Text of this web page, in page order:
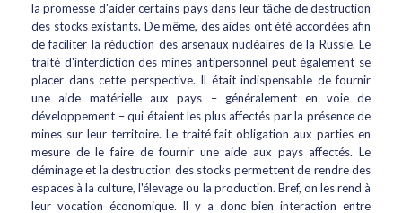
la promesse d'aider certains pays dans leur tâche de destruction
des stocks existants. De même, des aides ont été accordées afin
de faciliter la réduction des arsenaux nucléaires de la Russie. Le
traité d'interdiction des mines antipersonnel peut également se
placer dans cette perspective. Il était indispensable de fournir
une aide matérielle aux pays – généralement en voie de
développement – qui étaient les plus affectés par la présence de
mines sur leur territoire. Le traité fait obligation aux parties en
mesure de le faire de fournir une aide aux pays affectés. Le
déminage et la destruction des stocks permettent de rendre des
espaces à la culture, l'élevage ou la production. Bref, on les rend à
leur vocation économique. Il y a donc bien interaction entre